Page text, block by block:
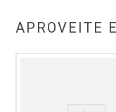
APROVEITE